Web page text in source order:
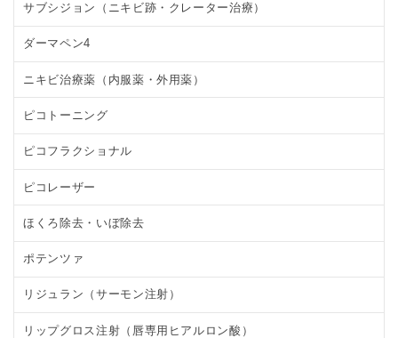
サブシジョン（ニキビ跡・クレーター治療）
ダーマペン4
ニキビ治療薬（内服薬・外用薬）
ピコトーニング
ピコフラクショナル
ピコレーザー
ほくろ除去・いぼ除去
ポテンツァ
リジュラン（サーモン注射）
リップグロス注射（唇専用ヒアルロン酸）